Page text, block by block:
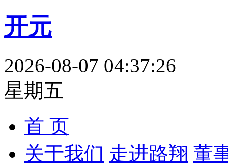
开元
2026-08-07 04:37:27
星期五
首 页
关于我们 走进路翔 董